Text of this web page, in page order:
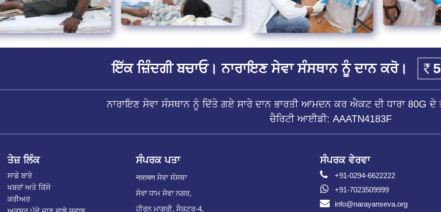
ਇੱਕ ਜ਼ਿੰਦਗੀ ਬਚਾਓ। ਨਾਰਾਇਣ ਸੇਵਾ ਸੰਸਥਾਨ ਨੂੰ ਦਾਨ ਕਰੋ।
ਨਾਰਾਇਣ ਸੇਵਾ ਸੰਸਥਾਨ ਨੂੰ ਦਿੱਤੇ ਗਏ ਸਾਰੇ ਦਾਨ ਭਾਰਤੀ ਆਮਦਨ ਕਰ ਐਕਟ ਦੀ ਧਾਰਾ 80G
ਚੈਰਿਟੀ ਆਈਡੀ: AAATN4183F
ਤੇਜ਼ ਲਿੰਕ
ਸਾਡੇ ਬਾਰੇ
ਖਬਰਾਂ ਅਤੇ ਕਿੱਸੇ
ਕਰੀਅਰ
ਸੰਪਰਕ ਪਤਾ
नारायण ਸੇਵਾ ਸੰਸਥਾ
ਸੇਵਾ ਧਾਮ ਸੇਵਾ ਨਗਰ,
ਹੀਰਨ ਮਾਗਰੀ, ਸੈਕਟਰ-4,
ਸੰਪਰਕ ਵੇਰਵਾ
+91-0294-6622222
+91-7023509999
info@narayanseva.org